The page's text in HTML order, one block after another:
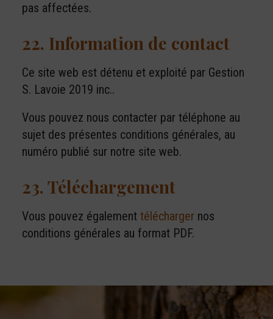
pas affectées.
22. Information de contact
Ce site web est détenu et exploité par Gestion
S. Lavoie 2019 inc..
Vous pouvez nous contacter par téléphone au
sujet des présentes conditions générales, au
numéro publié sur notre site web.
23. Téléchargement
Vous pouvez également télécharger nos
conditions générales au format PDF.